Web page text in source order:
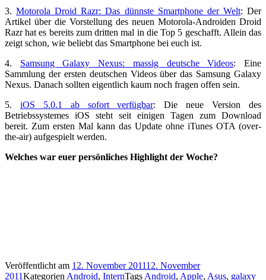
3.Motorola Droid Razr: Das dünnste Smartphone der Welt: Der
Artikel über die Vorstellung des neuen Motorola-Androiden Droid
Razr hat es bereits zum dritten mal in die Top 5 geschafft. Allein das
zeigt schon, wie beliebt das Smartphone bei euch ist.
4. Samsung Galaxy Nexus: massig deutsche Videos: Eine
Sammlung der ersten deutschen Videos über das Samsung Galaxy
Nexus. Danach sollten eigentlich kaum noch fragen offen sein.
5. iOS 5.0.1 ab sofort verfügbar: Die neue Version des
Betriebssystemes iOS steht seit einigen Tagen zum Download
bereit. Zum ersten Mal kann das Update ohne iTunes OTA (over-
the-air) aufgespielt werden.
Welches war euer persönliches Highlight der Woche?
Veröffentlicht am 12. November 201112. November
2011Kategorien Android, InternTags Android, Apple, Asus, galaxy